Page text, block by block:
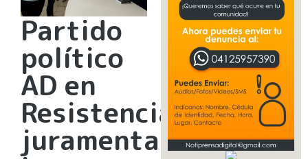
Partido
político
AD en
Resistencia
juramenta